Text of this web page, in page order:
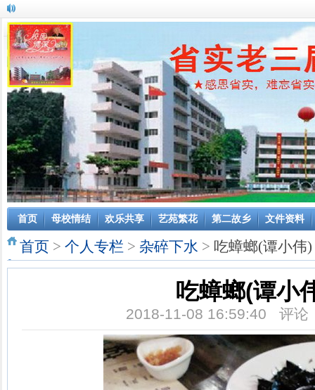
首页 母校情结 欢乐共享 艺苑繁花 第二故乡 文件资料
首页 > 个人专栏 > 杂碎下水 > 吃蟑螂(谭小伟)
吃蟑螂(谭小
2018-11-08 16:59:40 评论